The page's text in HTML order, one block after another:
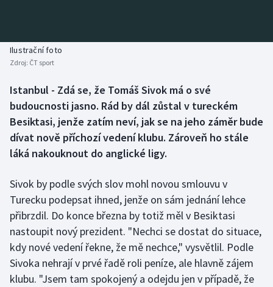
Biatlon
Boby a skeleton
Box
Curling
Dostihy
Florbal
Futsal
Golf
Aplikace ČT sport
AZ kvíz
Ilustrační foto
Zdroj: ČT sport
Istanbul - Zdá se, že Tomáš Sivok má o své
budoucnosti jasno. Rád by dál zůstal v tureckém
Besiktasi, jenže zatím neví, jak se na jeho záměr bude
dívat nově příchozí vedení klubu. Zároveň ho stále
láká nakouknout do anglické ligy.
Sivok by podle svých slov mohl novou smlouvu v
Turecku podepsat ihned, jenže on sám jednání lehce
přibrzdil. Do konce března by totiž měl v Besiktasi
nastoupit nový prezident. "Nechci se dostat do situace,
kdy nové vedení řekne, že mě nechce," vysvětlil. Podle
Sivoka nehrají v prvé řadě roli peníze, ale hlavně zájem
klubu. "Jsem tam spokojený a odejdu jen v případě, že